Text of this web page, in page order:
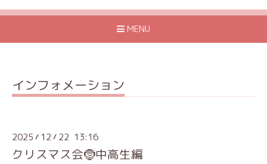
MENU
インフォメーション
2025 / 12 / 22 13:16
クリスマス会🤶中高生編